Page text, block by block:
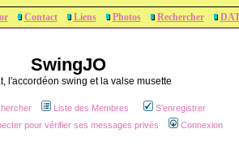
Contact Liens Photos Rechercher
SwingJO
l'accordéon swing et la valse musette
Liste des Membres
S'enregistrer
pour vérifier ses messages privés Connexion